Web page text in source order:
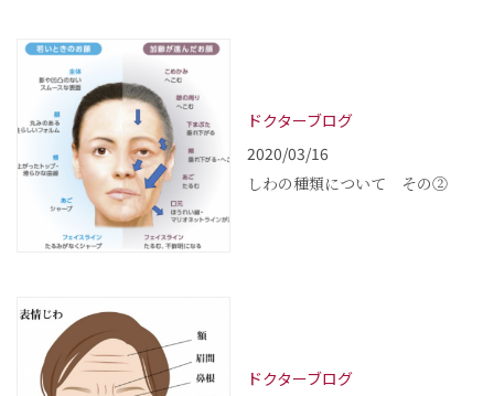
ドクターブログ
2020/03/16
しわの種類について その②
ドクターブログ